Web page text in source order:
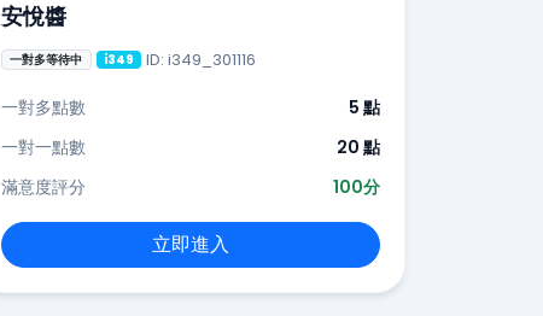
安悅醬
一對多等待中 i349 ID: i349_301116
一對多點數
5 點
一對一點數
20 點
滿意度評分
100分
立即進入